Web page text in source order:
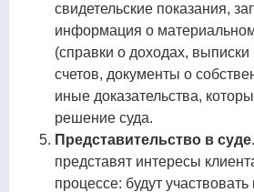
свидетельские показания,
информация о
(справки о доходах, выписки
счетов, документы о
иные доказательства,
решение суда.
Представительство в суде
представят интересы
процессе: будут